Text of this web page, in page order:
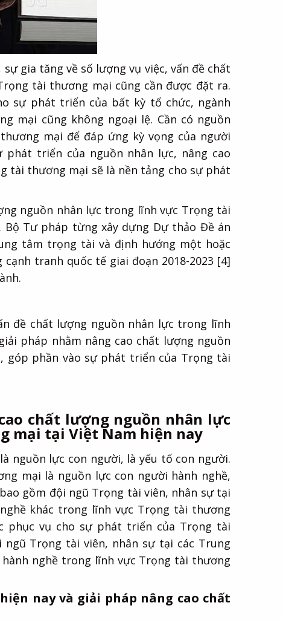
gia tăng về số lượng vụ việc, vấn đề chất
tài thương mại cũng cần được đặt ra.
sự phát triển của bất kỳ tổ chức, ngành
mại cũng không ngoại lệ. Cần có nguồn
mại để đáp ứng kỳ vọng của người
phát triển của nguồn nhân lực, nâng cao
tài thương mại sẽ là nền tảng cho sự phát
nguồn nhân lực trong lĩnh vực Trọng tài
Tư pháp từng xây dựng Dự thảo Đề án
tâm trọng tài và định hướng một hoặc
tranh quốc tế giai đoạn 2018-2023 [4]
đề chất lượng nguồn nhân lực trong lĩnh
pháp nhằm nâng cao chất lượng nguồn
phần vào sự phát triển của Trọng tài
chất lượng nguồn nhân lực
mại tại Việt Nam hiện nay
nguồn lực con người, là yếu tố con người.
mại là nguồn lực con người hành nghề,
gồm đội ngũ Trọng tài viên, nhân sự tại
khác trong lĩnh vực Trọng tài thương
phục vụ cho sự phát triển của Trọng tài
Trọng tài viên, nhân sự tại các Trung
nghề trong lĩnh vực Trọng tài thương
nay và giải pháp nâng cao chất